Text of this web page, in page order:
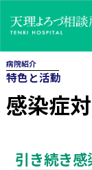
病院紹介
特色と活動
感染症
引き続き